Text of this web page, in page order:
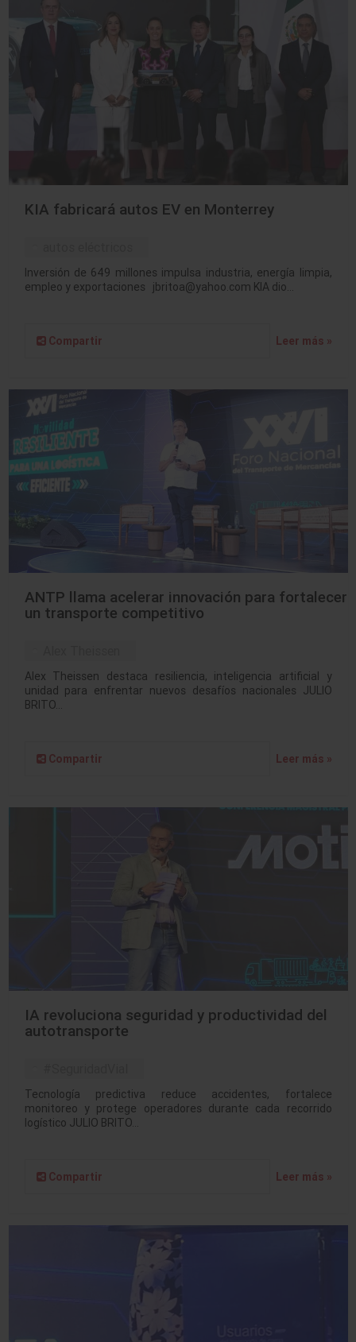
KIA fabricará autos EV en Monterrey
Inversión de 649 millones impulsa industria, energía limpia,
empleo y exportaciones jbritoa@yahoo.com KIA dio…
Compartir Leer más »
ANTP llama acelerar innovación para fortalecer
un transporte competitivo
Alex Theissen destaca resiliencia, inteligencia artificial y
unidad para enfrentar nuevos desafíos nacionales JULIO
BRITO…
Compartir Leer más »
IA revoluciona seguridad y productividad del
autotransporte
Tecnología predictiva reduce accidentes, fortalece
monitoreo y protege operadores durante cada recorrido
logístico JULIO BRITO…
Compartir Leer más »